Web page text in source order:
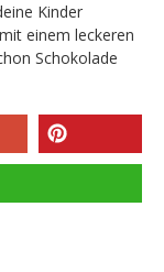
Kinder
einem leckeren
Schokolade